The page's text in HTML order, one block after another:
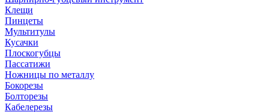
Клещи
Пинцеты
Мультитулы
Кусачки
Плоскогубцы
Пассатижи
Ножницы по металлу
Бокорезы
Болторезы
Кабелерезы